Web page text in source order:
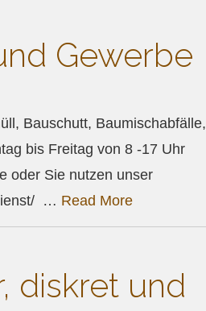
Gewerbe
Bauschutt, Baumischabfälle,
Freitag von 8 -17 Uhr
Sie nutzen unser
… Read More
diskret und